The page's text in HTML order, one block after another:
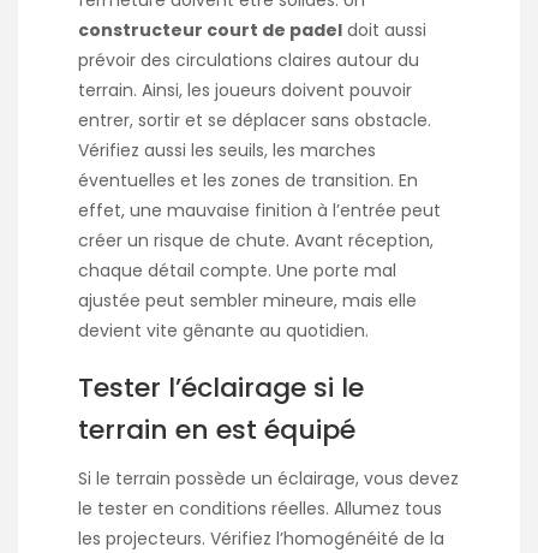
constructeur court de padel doit aussi
prévoir des circulations claires autour du
terrain. Ainsi, les joueurs doivent pouvoir
entrer, sortir et se déplacer sans obstacle.
Vérifiez aussi les seuils, les marches
éventuelles et les zones de transition. En
effet, une mauvaise finition à l’entrée peut
créer un risque de chute. Avant réception,
chaque détail compte. Une porte mal
ajustée peut sembler mineure, mais elle
devient vite gênante au quotidien.
Tester l’éclairage si le
terrain en est équipé
Si le terrain possède un éclairage, vous devez
le tester en conditions réelles. Allumez tous
les projecteurs. Vérifiez l’homogénéité de la